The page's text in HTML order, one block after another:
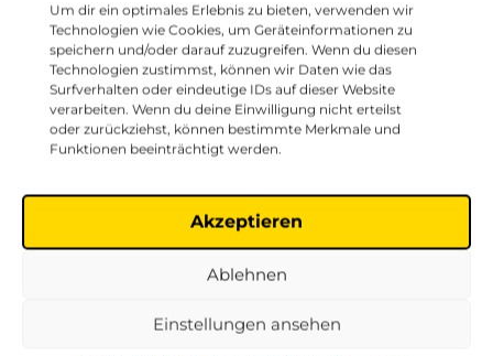
Um dir ein optimales Erlebnis zu bieten, verwenden wir
Technologien wie Cookies, um Geräteinformationen zu
speichern und/oder darauf zuzugreifen. Wenn du diesen
Technologien zustimmst, können wir Daten wie das
Surfverhalten oder eindeutige IDs auf dieser Website
verarbeiten. Wenn du deine Einwilligung nicht erteilst
oder zurückziehst, können bestimmte Merkmale und
Funktionen beeinträchtigt werden.
Akzeptieren
Ablehnen
Einstellungen ansehen
i
C
a
n
D
o
Pf
l
e
g
e
ki
n
d
e
r
3
6
0°
T
E
I
L 1